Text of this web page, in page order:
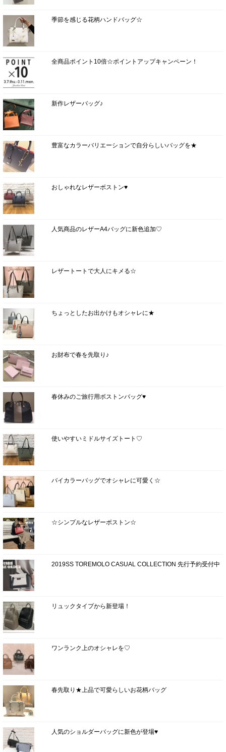
季節を感じる花柄ハンドバッグ☆
全商品ポイント10倍☆ポイントアップキャンペーン！
新作レザーバッグ♪
豊富なカラーバリエーションで自分らしいバッグを★
おしゃれなレザーボストン♥
人気商品のレザーA4バッグに新色追加♡
レザートートで大人にキメる☆
ちょっとしたお出かけもオシャレに★
お財布で春を先取り♪
春休みのご旅行用ボストンバッグ♥
使いやすいミドルサイズトート♡
バイカラーバッグでオシャレに可愛く☆
☆シンプルなレザーボストン☆
2019SS TOREMOLO CASUAL COLLECTION 先行予約受付中
リュックタイプから新登場！
ワンランク上のオシャレを♡
春先取り★上品で可愛らしいお花柄バッグ
人気のショルダーバッグに新色が登場♥